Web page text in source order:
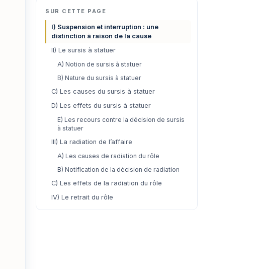
SUR CETTE PAGE
I) Suspension et interruption : une
distinction à raison de la cause
II) Le sursis à statuer
A) Notion de sursis à statuer
B) Nature du sursis à statuer
C) Les causes du sursis à statuer
D) Les effets du sursis à statuer
E) Les recours contre la décision de sursis
à statuer
III) La radiation de l’affaire
A) Les causes de radiation du rôle
B) Notification de la décision de radiation
C) Les effets de la radiation du rôle
IV) Le retrait du rôle